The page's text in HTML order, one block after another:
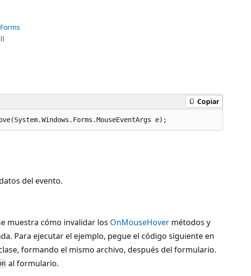
Copiar
e);
del evento.
muestra cómo invalidar los OnMouseHover métodos y
Para ejecutar el ejemplo, pegue el código siguiente en
formando el mismo archivo, después del formulario.
al formulario.